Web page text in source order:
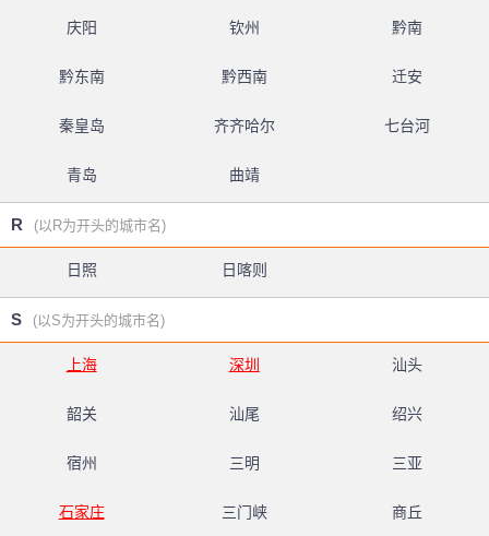
庆阳 钦州 黔南
黔东南 黔西南 迁安
秦皇岛 齐齐哈尔 七台河
青岛 曲靖
R (以R为开头的城市名)
日照 日喀则
S (以S为开头的城市名)
上海 深圳 汕头
韶关 汕尾 绍兴
宿州 三明 三亚
石家庄 三门峡 商丘